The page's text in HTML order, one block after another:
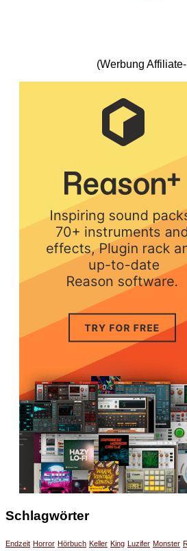
(Werbung
Schlagwörter
Endzeit Horror Hörbuch Keller King Luzifer Monster